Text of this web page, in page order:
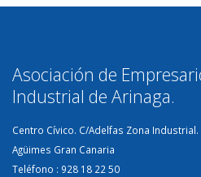
Asociación de
Industrial de Arinaga.
Centro Cívico. C/Adelfas Zona Industrial.
Agüimes Gran Canaria
Teléfono : 928 18 22 50